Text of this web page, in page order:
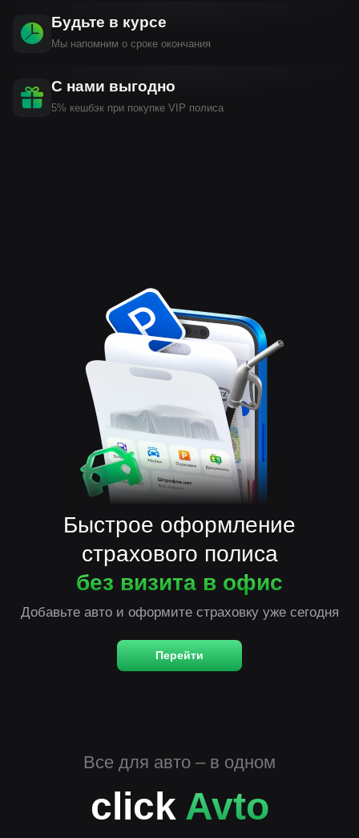
Будьте в курсе
Мы напомним о сроке окончания
С нами выгодно
5% кешбэк при покупке VIP полиса
Быстрое оформление
страхового полиса
без визита в офис
Добавьте авто и оформите страховку уже сегодня
Перейти
Все для авто – в одном
click Avto